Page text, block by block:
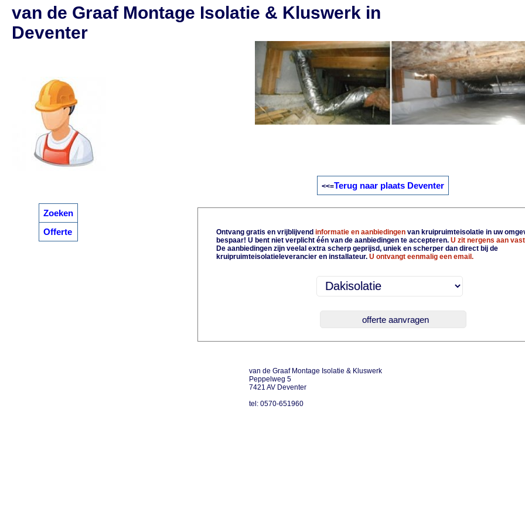
Zoeken
Offerte
van de Graaf Montage Isolatie & Kluswerk in
Deventer
<<=Terug naar plaats Deventer
Ontvang gratis en vrijblijvend informatie en aanbiedingenvan kruipruimteisolatie in uw
bespaar! U bent niet verplicht één van de aanbiedingen te accepteren. U zit nergens aan
De aanbiedingen zijn veelal extra scherp geprijsd, uniek en scherper dan direct bij de
kruipruimteisolatieleverancier en installateur. U ontvangt eenmalig een email.
van de Graaf Montage Isolatie & Kluswerk
Peppelweg 5
7421 AV Deventer
tel: 0570-651960